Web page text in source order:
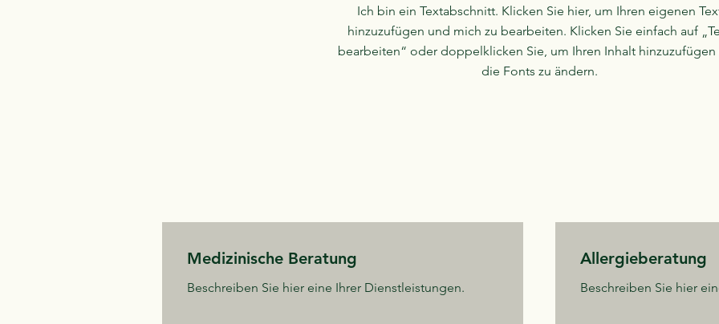
Ich bin ein Textabschnitt. Klicken Sie hier, um Ihren eigenen
hinzuzufügen und mich zu bearbeiten. Klicken Sie einfach auf
bearbeiten“ oder doppelklicken Sie, um Ihren Inhalt hinzuzufügen
die Fonts zu ändern.
Medizinische Beratung
Beschreiben Sie hier eine Ihrer Dienstleistungen.
Allergieberatung
Beschreiben Sie hier